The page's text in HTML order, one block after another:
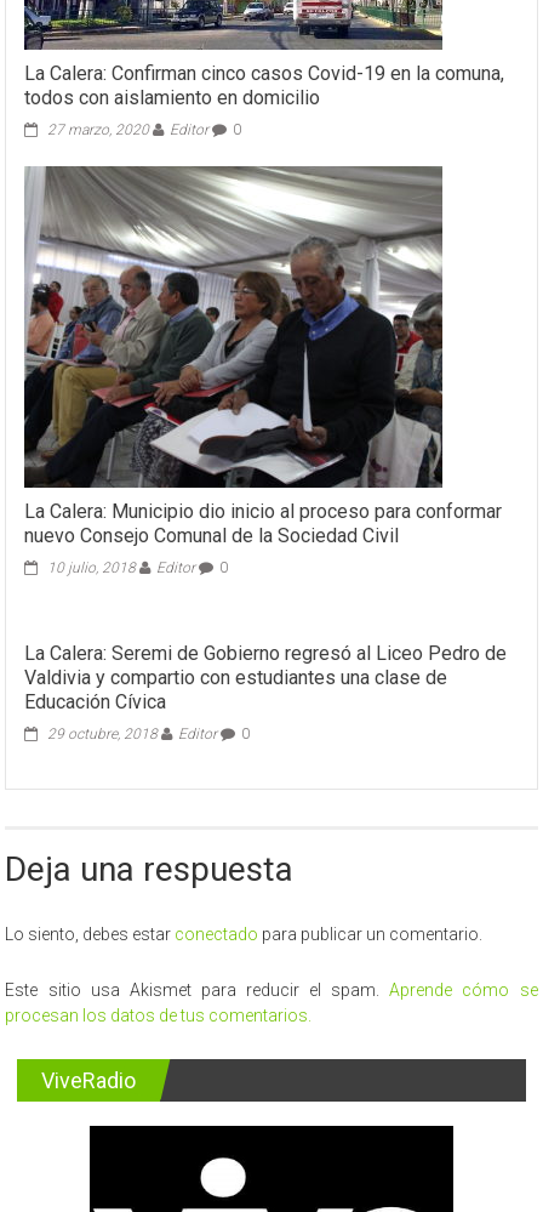
La Calera: Confirman cinco casos Covid-19 en la comuna,
todos con aislamiento en domicilio
27 marzo, 2020 Editor 0
La Calera: Municipio dio inicio al proceso para conformar
nuevo Consejo Comunal de la Sociedad Civil
10 julio, 2018 Editor 0
La Calera: Seremi de Gobierno regresó al Liceo Pedro de
Valdivia y compartio con estudiantes una clase de
Educación Cívica
29 octubre, 2018 Editor 0
Deja una respuesta
Lo siento, debes estar conectado para publicar un comentario.
Este sitio usa Akismet para reducir el spam.Aprende cómo se
procesan los datos de tus comentarios.
ViveRadio